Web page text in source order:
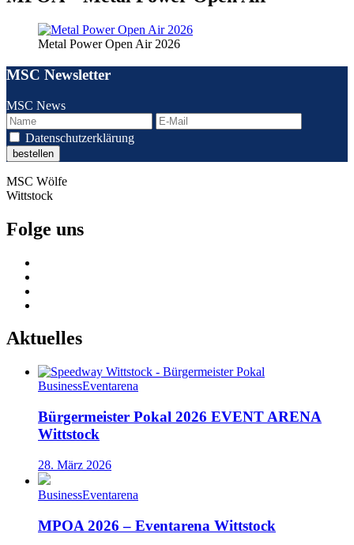
Metal Power Open Air 2026
MSC Newsletter
MSC News
Datenschutzerklärung
MSC Wölfe
Wittstock
Folge uns
Aktuelles
BusinessEventarena
Bürgermeister Pokal 2026 EVENT ARENA
Wittstock
28. März 2026
BusinessEventarena
MPOA 2026 – Eventarena Wittstock